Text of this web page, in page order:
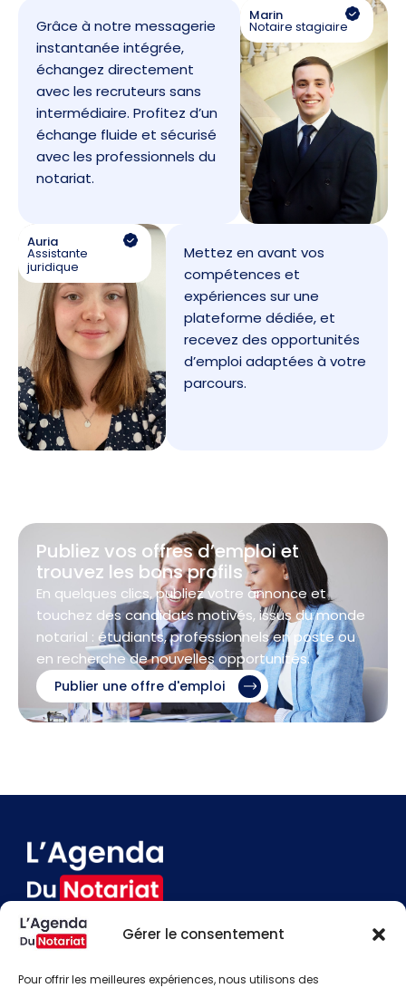
Gérer le consentement
Pour offrir les meilleures expériences, nous utilisons des
Grâce à notre messagerie
instantanée intégrée,
échangez directement
avec les recruteurs sans
intermédiaire. Profitez d’un
échange fluide et sécurisé
avec les professionnels du
notariat.
Marin
Notaire stagiaire
Auria
Assistante
juridique
Mettez en avant vos
compétences et
expériences sur une
plateforme dédiée, et
recevez des opportunités
d’emploi adaptées à votre
parcours.
Publiez vos offres d’emploi et
trouvez les bons profils
En quelques clics, publiez votre annonce et
touchez des candidats motivés, issus du monde
notarial : étudiants, professionnels en poste ou
en recherche de nouvelles opportunités.
Publier une offre d'emploi
Contact